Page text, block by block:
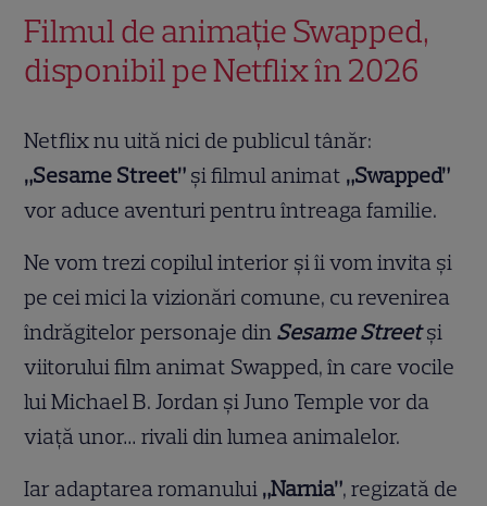
Filmul de animație Swapped,
disponibil pe Netflix în 2026
Netflix nu uită nici de publicul tânăr:
„Sesame Street” și filmul animat „Swapped”
vor aduce aventuri pentru întreaga familie.
Ne vom trezi copilul interior și îi vom invita și
pe cei mici la vizionări comune, cu revenirea
îndrăgitelor personaje din Sesame Streetși
viitorului film animat Swapped, în care vocile
lui Michael B. Jordan și Juno Temple vor da
viață unor… rivali din lumea animalelor.
Iar adaptarea romanului „Narnia”, regizată de